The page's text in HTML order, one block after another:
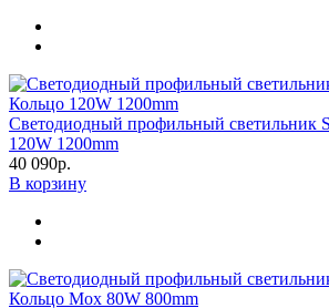
Светодиодный профильный светильник
120W 1200mm
40 090р.
В корзину